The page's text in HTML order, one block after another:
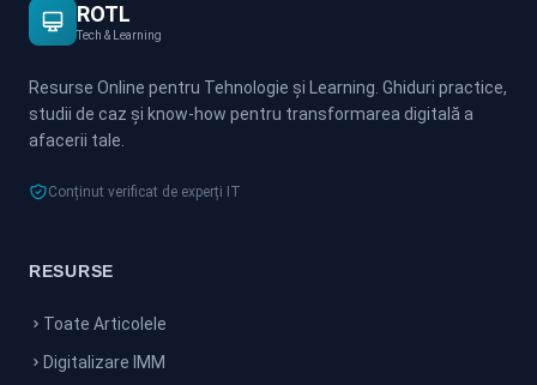
ROTL
Tech & Learning
Resurse Online pentru Tehnologie și Learning. Ghiduri practice,
studii de caz și know-how pentru transformarea digitală a
afacerii tale.
Conținut verificat de experți IT
RESURSE
Toate Articolele
Digitalizare IMM